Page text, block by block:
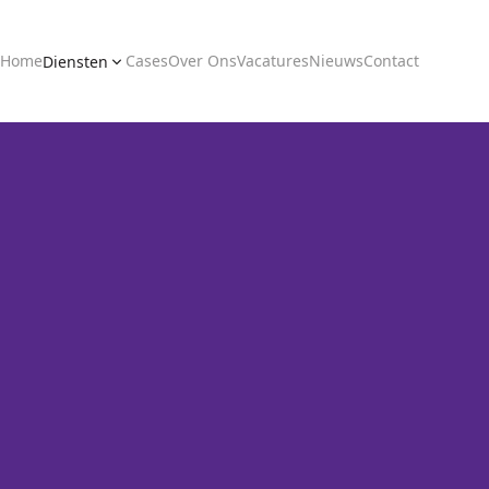
HomeDiensten CasesOver OnsVacaturesNieuwsContact